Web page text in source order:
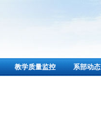
教学质量监控 系部动态